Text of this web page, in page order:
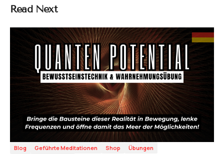
Read Next
Blog Geführte Meditationen Shop
Übungen